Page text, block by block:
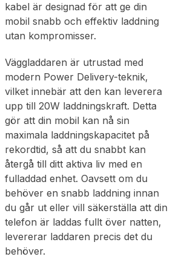
kabel är designad för att ge din
mobil snabb och effektiv laddning
utan kompromisser.
Väggladdaren är utrustad med
modern Power Delivery-teknik,
vilket innebär att den kan leverera
upp till 20W laddningskraft. Detta
gör att din mobil kan nå sin
maximala laddningskapacitet på
rekordtid, så att du snabbt kan
återgå till ditt aktiva liv med en
fulladdad enhet. Oavsett om du
behöver en snabb laddning innan
du går ut eller vill säkerställa att din
telefon är laddas fullt över natten,
levererar laddaren precis det du
behöver.